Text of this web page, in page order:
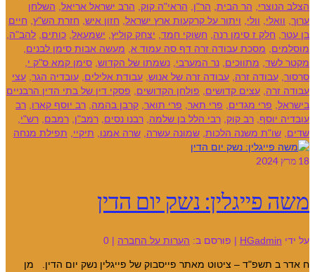
הצלב הנוצרי, הר הבית, הר"ן, הראי"ה קוק, הרב ישראל אריאל, השלחן
ערוך, וואלי, וולי, ויתור על קרקעות ארץ ישראל, חזון איש, חזרת הש"ץ, חיים
בן עטר, חלק ז סימן רנה, חשוקי חמד, יצחק קוליץ, ישמעאל, כותים, להב"ה,
מוסלמים, מסכת עבודה זרה דף סה עמוד א, מעשה אבות סימן לבנים,
מקטר לשד, מתווכים, נר המערבי, נשמתו של הקדוש, סימן קמא ס"ק י,
סרסור, עבודה זרה, עבודה זרה של אנוש, עבודת אלילים, עובדיה הגר, עצי
עבודה זרה, עצים קדושים, פולחן הקדושים,
פסקי דין של בתי הדין הרבניים
בישראל, פרי מגדים, פרי תאר, פרי תואר, קרבן בהמה, רב יוסף קארו, רב
עובדיה יוסף, רב קוק, רבי הלל בן שלמה, רבנו נסים, רמב"ן, רמבם, רש"י,
שדים, שו"ת משנה הלכות, שמונה עשרה, שרה אמנו, תיקיי, תפילת מנחה
18מרץ 2024
משה פייגלין: נשק יום הדין
על ידי HGadmin
| פורסם ב: הערות על החברה |
0
ח אדר ב תשפ"ד – ציטוט מאתר פייסבוק של פייגלין נשק יום הדין. מן